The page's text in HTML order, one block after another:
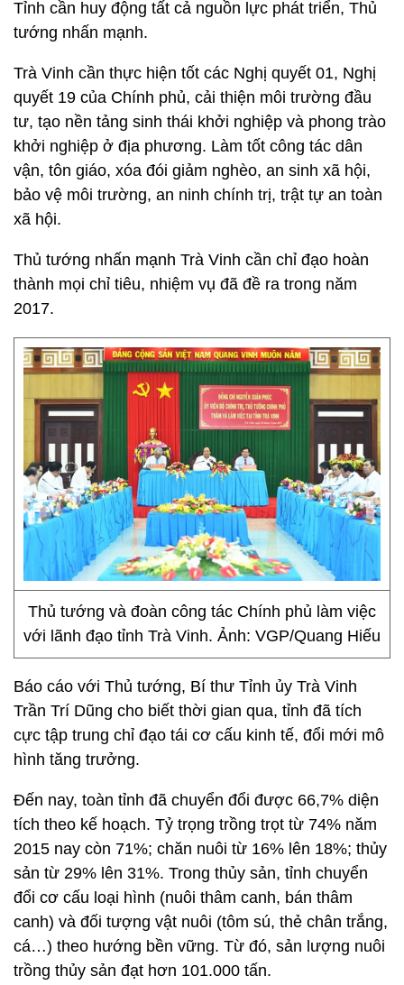
Tỉnh cần huy động tất cả nguồn lực phát triển, Thủ
tướng nhấn mạnh.
Trà Vinh cần thực hiện tốt các Nghị quyết 01, Nghị
quyết 19 của Chính phủ, cải thiện môi trường đầu
tư, tạo nền tảng sinh thái khởi nghiệp và phong trào
khởi nghiệp ở địa phương. Làm tốt công tác dân
vận, tôn giáo, xóa đói giảm nghèo, an sinh xã hội,
bảo vệ môi trường, an ninh chính trị, trật tự an toàn
xã hội.
Thủ tướng nhấn mạnh Trà Vinh cần chỉ đạo hoàn
thành mọi chỉ tiêu, nhiệm vụ đã đề ra trong năm
2017.
Thủ tướng và đoàn công tác Chính phủ làm việc
với lãnh đạo tỉnh Trà Vinh. Ảnh: VGP/Quang Hiếu
Báo cáo với Thủ tướng, Bí thư Tỉnh ủy Trà Vinh
Trần Trí Dũng cho biết thời gian qua, tỉnh đã tích
cực tập trung chỉ đạo tái cơ cấu kinh tế, đổi mới mô
hình tăng trưởng.
Đến nay, toàn tỉnh đã chuyển đổi được 66,7% diện
tích theo kế hoạch. Tỷ trọng trồng trọt từ 74% năm
2015 nay còn 71%; chăn nuôi từ 16% lên 18%; thủy
sản từ 29% lên 31%. Trong thủy sản, tỉnh chuyển
đổi cơ cấu loại hình (nuôi thâm canh, bán thâm
canh) và đối tượng vật nuôi (tôm sú, thẻ chân trắng,
cá…) theo hướng bền vững. Từ đó, sản lượng nuôi
trồng thủy sản đạt hơn 101.000 tấn.